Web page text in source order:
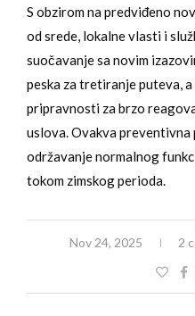
S obzirom na predviđeno
od srede, lokalne vlasti i
suočavanje sa novim
peska za tretiranje puteva,
pripravnosti za brzo
uslova. Ovakva preventivna
održavanje normalnog
tokom zimskog perioda.
Nov 24, 2025 2